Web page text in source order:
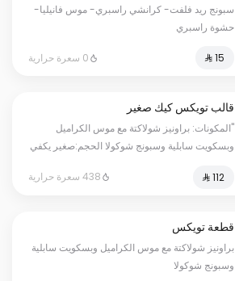
سبونج ريد فلفت- كرانشي راسبري- موس فانيليا-
حشوة راسبري
0 سعرة حرارية
قالب تويكس كيك صغير
"المكونات: براونيز شولاكتة مع موس الكراميل
وبسكويت سابلية وسبونج شوكولا الحجم:صغير يكفي
⁨⁦‪‬ 112⁩
438 سعرة حرارية
قطعة تويكس
براونيز شولاكتة مع موس الكراميل وبسكويت سابلية
وسبونج شوكولا